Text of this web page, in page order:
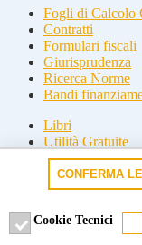
Fogli di Calcolo
Contratti
Formulari fiscali
Giurisprudenza
Ricerca Norme
Bandi
Libri
Utilità Gratuite
Guide fiscali
Seguici
Seguici
CONFERMA
Cookie Tecnici